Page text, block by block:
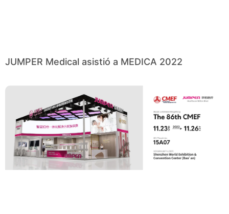
JUMPER Medical asistió a MEDICA 2022